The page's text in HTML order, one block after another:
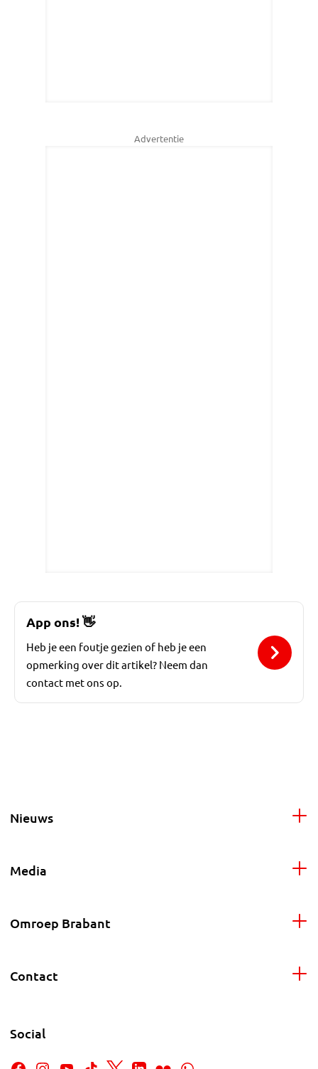
Advertentie
App ons!👋
Heb je een foutje gezien of heb je een
opmerking over dit artikel? Neem dan
contact met ons op.
Nieuws
Media
Omroep Brabant
Contact
Social